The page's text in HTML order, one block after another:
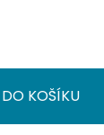
DO KOŠÍKU